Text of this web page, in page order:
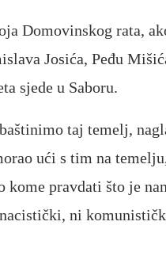
Domovinskog rata,
Josića, Peđu
sjede u Saboru.
taj temelj,
ući s tim na
pravdati što je
ni